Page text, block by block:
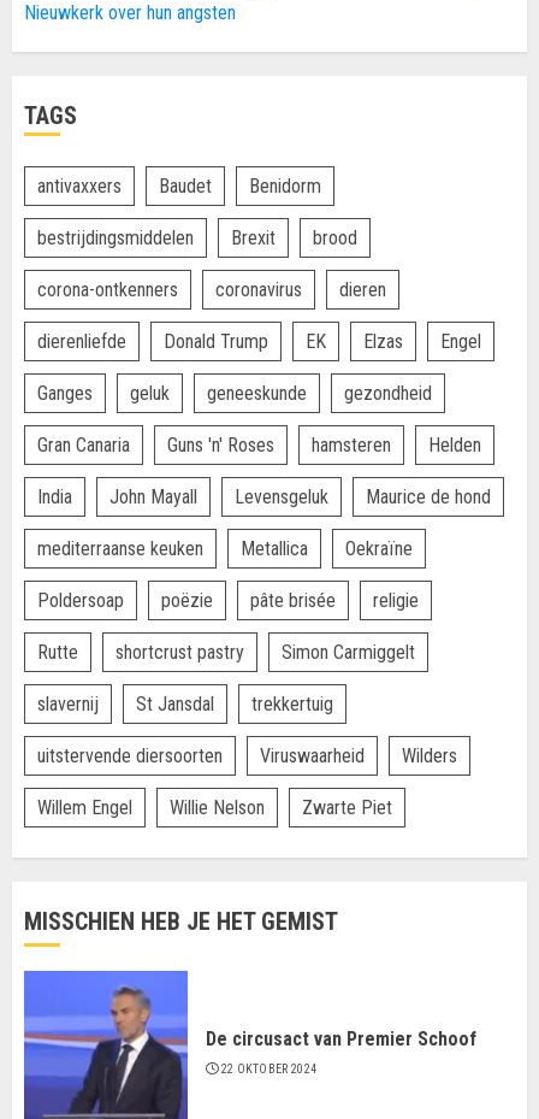
Nieuwkerk over hun angsten
TAGS
antivaxxers Baudet Benidorm
bestrijdingsmiddelen Brexit brood
corona-ontkenners coronavirus dieren
dierenliefde Donald Trump EK Elzas Engel
Ganges geluk geneeskunde gezondheid
Gran Canaria Guns 'n' Roses hamsteren Helden
India John Mayall Levensgeluk Maurice de hond
mediterraanse keuken Metallica Oekraïne
Poldersoap poëzie pâte brisée religie
Rutte shortcrust pastry Simon Carmiggelt
slavernij St Jansdal trekkertuig
uitstervende diersoorten Viruswaarheid Wilders
Willem Engel Willie Nelson Zwarte Piet
MISSCHIEN HEB JE HET GEMIST
De circusact van Premier Schoof
22 OKTOBER 2024